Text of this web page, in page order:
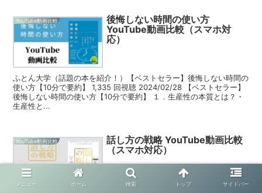
YouTube動画比較
後悔しない時間の使い方
YouTube動画比較（スマホ対
応）
ふとん大学（話題の本を紹介！）【ベストセラー】後悔しない時間の
使い方【10分で要約】 1,335 回視聴 2024/02/28 【ベストセラー】
後悔しない時間の使い方【10分で要約】 １．生産性の本質とは？・
生産性と...
YouTube動画比較
話し方の戦略 YouTube動画比較
（スマホ対応）
メニュー ホーム 検索 トップ サイドバー